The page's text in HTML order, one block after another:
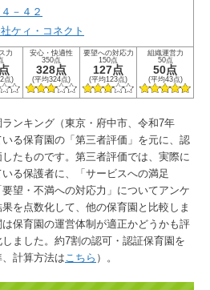
－４２
ケィ・コネクト
力
点)
安心・快適性
350点
328点
(平均324点)
要望への対応力
150点
127点
(平均123点)
組織運営力
50点
50点
(平均43点)
ランキング（東京・府中市、令和7年
る保育園の「第三者評価」を元に、認
たものです。第三者評価では、実際に
る保護者に、「サービスへの満足
望・不満への対応力」についてアンケ
を点数化して、他の保育園と比較しま
保育園の運営体制が適正かどうかも評
ました。約7割の認可・認証保育園を
計算方法は こちら ）。